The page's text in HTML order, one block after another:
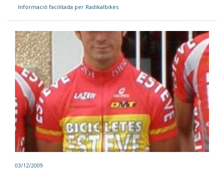
Informació facilitada per Radikalbikes
03/12/2009